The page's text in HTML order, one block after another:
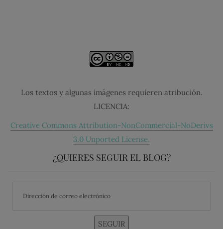
Los textos y algunas imágenes requieren atribución.
LICENCIA:
Creative Commons Attribution-NonCommercial-NoDerivs
3.0 Unported License.
¿QUIERES SEGUIR EL BLOG?
SEGUIR